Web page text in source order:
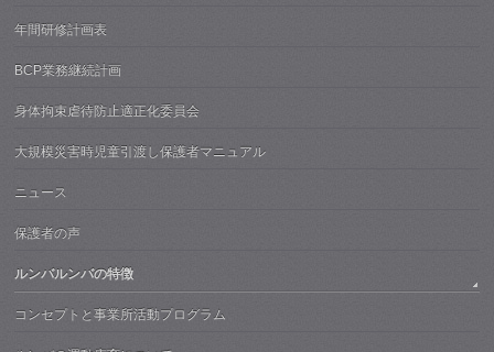
年間研修計画表
BCP業務継続計画
身体拘束虐待防止適正化委員会
大規模災害時児童引渡し保護者マニュアル
ニュース
保護者の声
ルンバルンバの特徴
コンセプトと事業所活動プログラム